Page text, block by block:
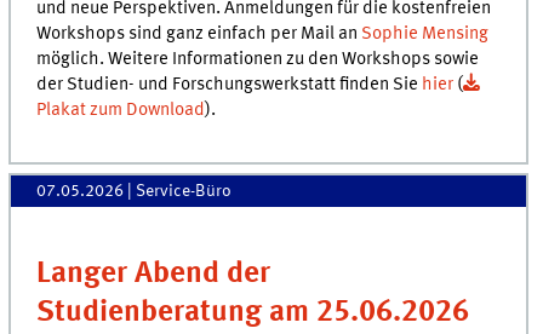
und neue Perspektiven. Anmeldungen für die kostenfreien
Workshops sind ganz einfach per Mail an Sophie Mensing
möglich. Weitere Informationen zu den Workshops sowie
der Studien- und Forschungswerkstatt finden Sie hier (
Plakat zum Download).
07.05.2026 | Service-Büro
Langer Abend der
Studienberatung am 25.06.2026